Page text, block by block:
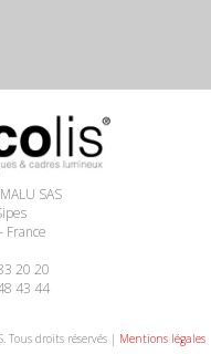
SAS
France
20 20
43 44
Tous droits réservés | Mentions légales